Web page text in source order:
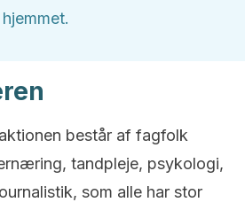
består af fagfolk
tandpleje, psykologi,
som alle har stor